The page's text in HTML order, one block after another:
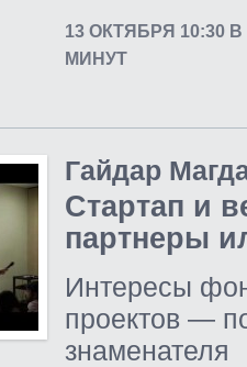
13 ОКТЯБРЯ 10:30
МИНУТ
Гайдар
Стартап и
партнеры
Интересы
проектов —
знаменателя